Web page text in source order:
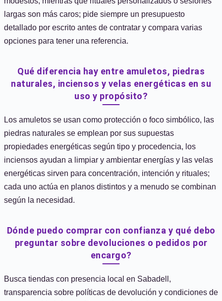
largas son más caros; pide siempre un presupuesto
detallado por escrito antes de contratar y compara varias
opciones para tener una referencia.
Qué diferencia hay entre amuletos, piedras
naturales, inciensos y velas energéticas en su
uso y propósito?
Los amuletos se usan como protección o foco simbólico, las
piedras naturales se emplean por sus supuestas
propiedades energéticas según tipo y procedencia, los
inciensos ayudan a limpiar y ambientar energías y las velas
energéticas sirven para concentración, intención y rituales;
cada uno actúa en planos distintos y a menudo se combinan
según la necesidad.
Dónde puedo comprar con confianza y qué debo
preguntar sobre devoluciones o pedidos por
encargo?
Busca tiendas con presencia local en Sabadell,
transparencia sobre políticas de devolución y condiciones de